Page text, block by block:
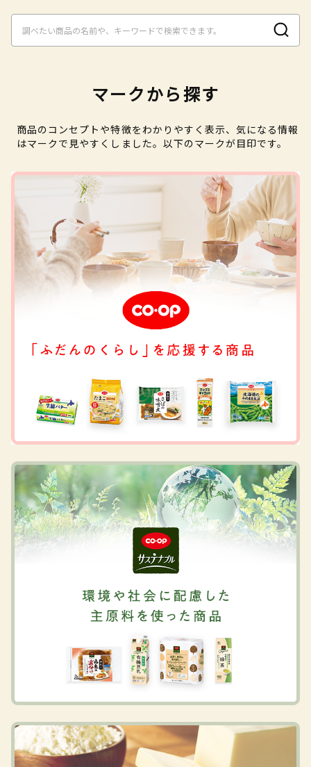
マークから探す
商品のコンセプトや特徴をわかりやすく表示、気になる情報
はマークで見やすくしました。以下のマークが目印です。